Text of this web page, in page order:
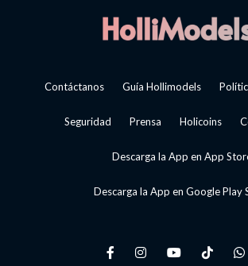
Contáctanos Guía Hollimodels
Seguridad Prensa Holicoins
Descarga la App en App
Descarga la App en Google Play